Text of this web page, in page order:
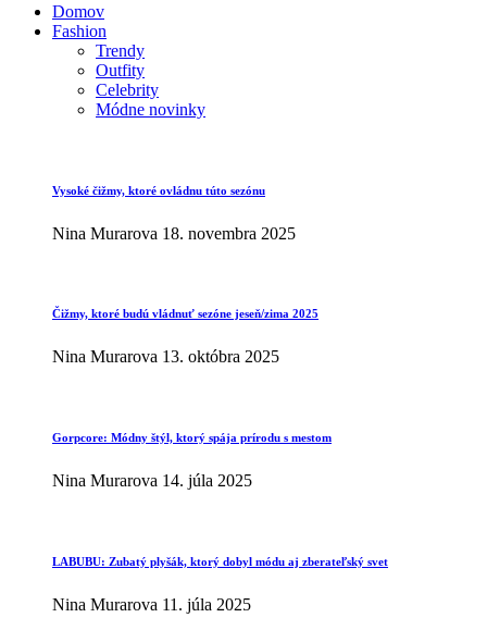
Domov
Fashion
Trendy
Outfity
Celebrity
Módne novinky
Vysoké čižmy, ktoré ovládnu túto sezónu
Nina Murarova 18. novembra 2025
Čižmy, ktoré budú vládnuť sezóne jeseň/zima 2025
Nina Murarova 13. októbra 2025
Gorpcore: Módny štýl, ktorý spája prírodu s mestom
Nina Murarova 14. júla 2025
LABUBU: Zubatý plyšák, ktorý dobyl módu aj zberateľský svet
Nina Murarova 11. júla 2025